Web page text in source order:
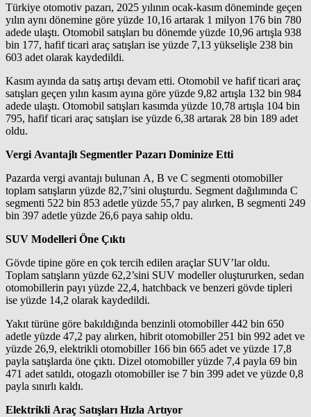
Türkiye otomotiv pazarı, 2025 yılının ocak-kasım döneminde geçen
yılın aynı dönemine göre yüzde 10,16 artarak 1 milyon 176 bin 780
adede ulaştı. Otomobil satışları bu dönemde yüzde 10,96 artışla 938
bin 177, hafif ticari araç satışları ise yüzde 7,13 yükselişle 238 bin
603 adet olarak kaydedildi.
Kasım ayında da satış artışı devam etti. Otomobil ve hafif ticari araç
satışları geçen yılın kasım ayına göre yüzde 9,82 artışla 132 bin 984
adede ulaştı. Otomobil satışları kasımda yüzde 10,78 artışla 104 bin
795, hafif ticari araç satışları ise yüzde 6,38 artarak 28 bin 189 adet
oldu.
Vergi Avantajlı Segmentler Pazarı Dominize Etti
Pazarda vergi avantajı bulunan A, B ve C segmenti otomobiller
toplam satışların yüzde 82,7’sini oluşturdu. Segment dağılımında C
segmenti 522 bin 853 adetle yüzde 55,7 pay alırken, B segmenti 249
bin 397 adetle yüzde 26,6 paya sahip oldu.
SUV Modelleri Öne Çıktı
Gövde tipine göre en çok tercih edilen araçlar SUV’lar oldu.
Toplam satışların yüzde 62,2’sini SUV modeller oluştururken, sedan
otomobillerin payı yüzde 22,4, hatchback ve benzeri gövde tipleri
ise yüzde 14,2 olarak kaydedildi.
Yakıt türüne göre bakıldığında benzinli otomobiller 442 bin 650
adetle yüzde 47,2 pay alırken, hibrit otomobiller 251 bin 992 adet ve
yüzde 26,9, elektrikli otomobiller 166 bin 665 adet ve yüzde 17,8
payla satışlarda öne çıktı. Dizel otomobiller yüzde 7,4 payla 69 bin
471 adet satıldı, otogazlı otomobiller ise 7 bin 399 adet ve yüzde 0,8
payla sınırlı kaldı.
Elektrikli Araç Satışları Hızla Artıyor